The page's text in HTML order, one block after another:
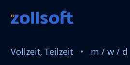
Vollzeit, Teilzeit • m / w / d